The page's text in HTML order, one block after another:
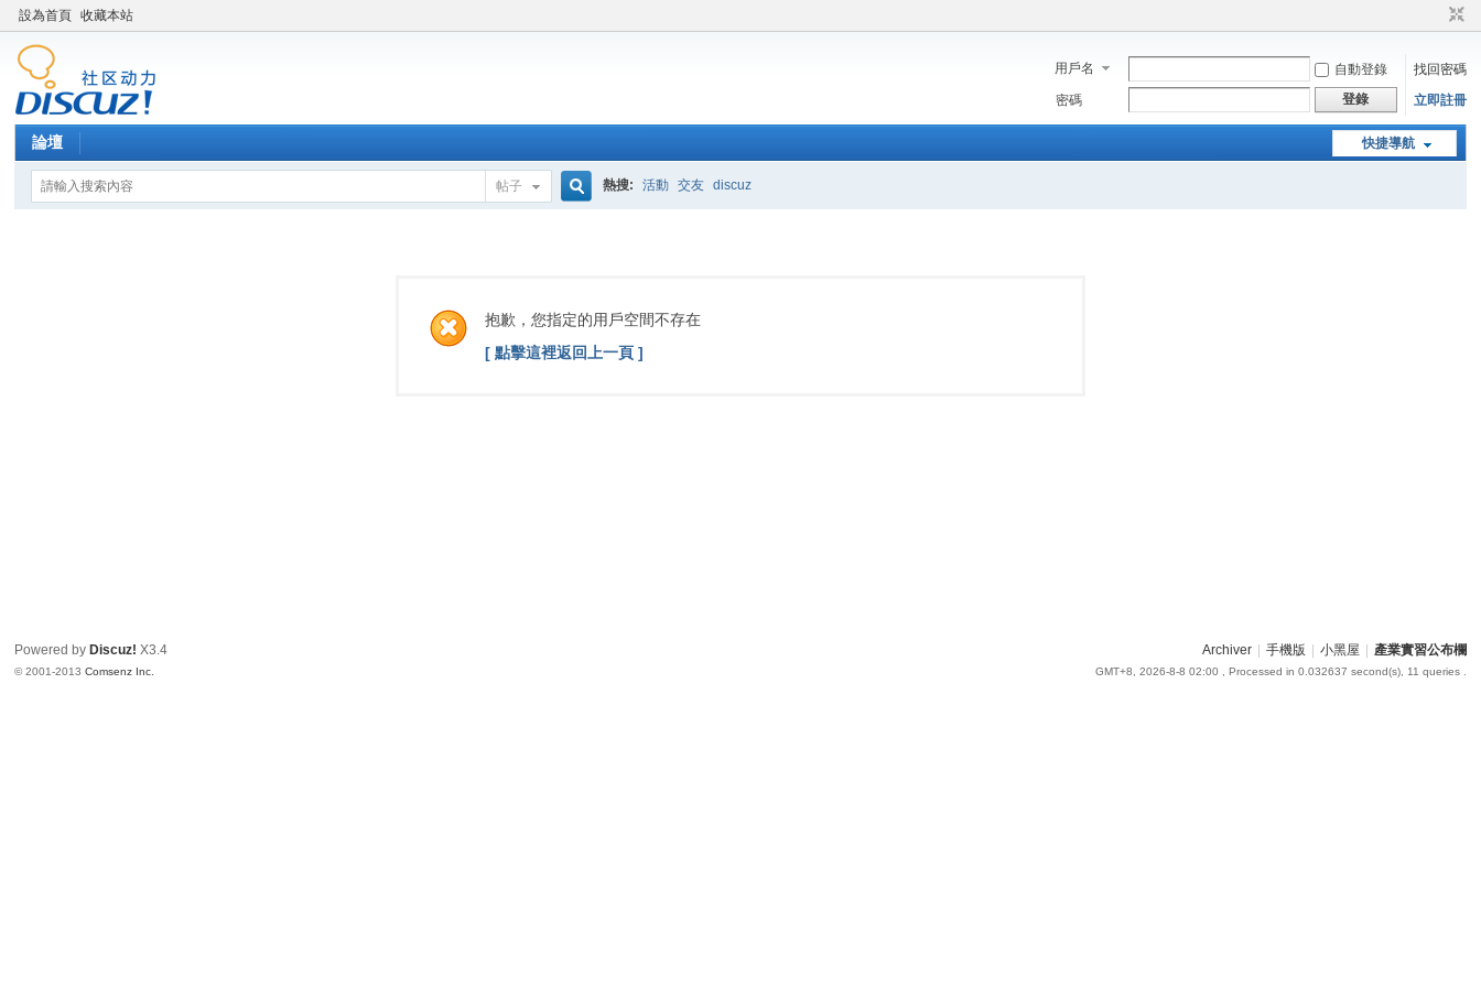
設為首頁 收藏本站
用戶名 自動登錄
找回密碼
密碼
登錄 立即註冊
快捷導航
論壇
帖子
索
熱搜: 活動 交友 discuz
抱歉，您指定的用戶空間不存在
[ 點擊這裡返回上一頁 ]
Archiver 手機版 小黑屋 產業實習公布欄
GMT+8, 2026-8-8 02:00 , Processed in 0.032637 second(s), 11 queries .
Powered by Discuz! X3.4
© 2001-2013Comsenz Inc.